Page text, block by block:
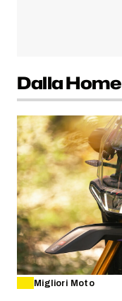
Dalla Home
Migliori Moto